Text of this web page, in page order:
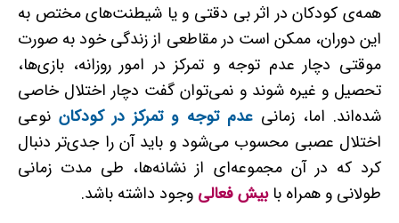
همه‌ی کودکان در اثر بی دقتی و یا شیطنت‌های مختص به
این دوران، ممکن است در مقاطعی از زندگی خود به صورت
موقتی دچار عدم توجه و تمرکز در امور روزانه، بازی‌ها،
تحصیل و غیره شوند و نمی‌توان گفت دچار اختلال خاصی
شده‌اند. اما، زمانیعدم توجه و تمرکز در کودکان نوعی
اختلال عصبی محسوب می‌شود و باید آن را جدی‌تر دنبال
کرد که در آن مجموعه‌ای از نشانه‌ها، طی مدت زمانی
طولانی و همراه بابیش ­فعالی وجود داشته باشد.